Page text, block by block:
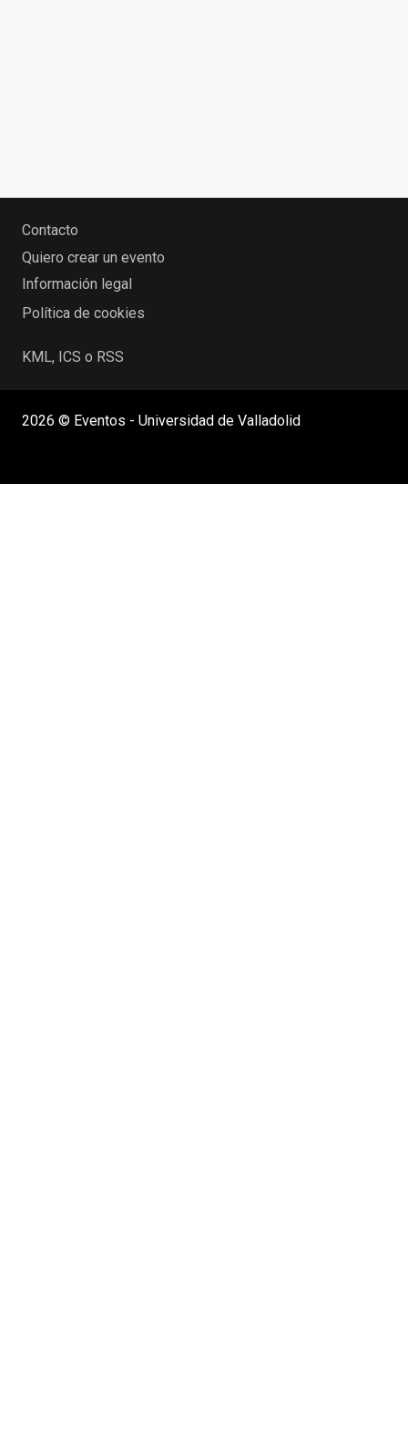
Contacto
Quiero crear un evento
Información legal
Política de cookies
KML, ICS o RSS
2026 © Eventos - Universidad de Valladolid